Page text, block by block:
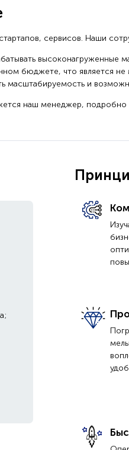
сервисов. Наши
бюджете, что является
масштабируемость и
наш менеджер,